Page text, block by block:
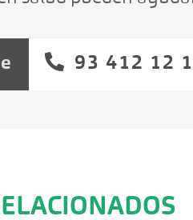
93 412 12